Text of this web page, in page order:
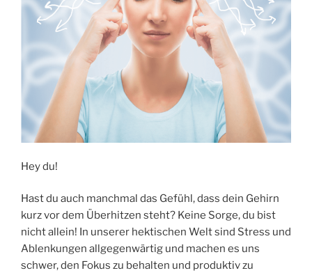
Hey du!
Hast du auch manchmal das Gefühl, dass dein Gehirn
kurz vor dem Überhitzen steht? Keine Sorge, du bist
nicht allein! In unserer hektischen Welt sind Stress und
Ablenkungen allgegenwärtig und machen es uns
schwer, den Fokus zu behalten und produktiv zu